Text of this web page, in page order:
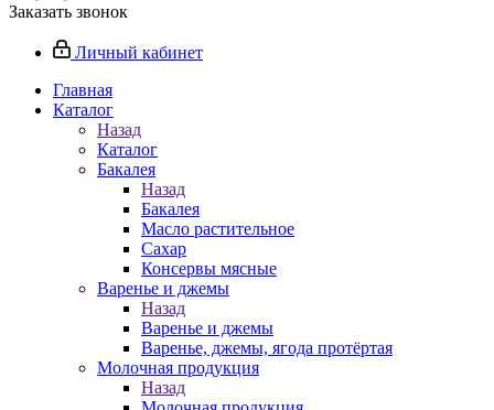
Заказать звонок
Личный кабинет
Главная
Каталог
Назад
Каталог
Бакалея
Назад
Бакалея
Масло растительное
Сахар
Консервы мясные
Варенье и джемы
Назад
Варенье и джемы
Варенье, джемы, ягода протёртая
Молочная продукция
Назад